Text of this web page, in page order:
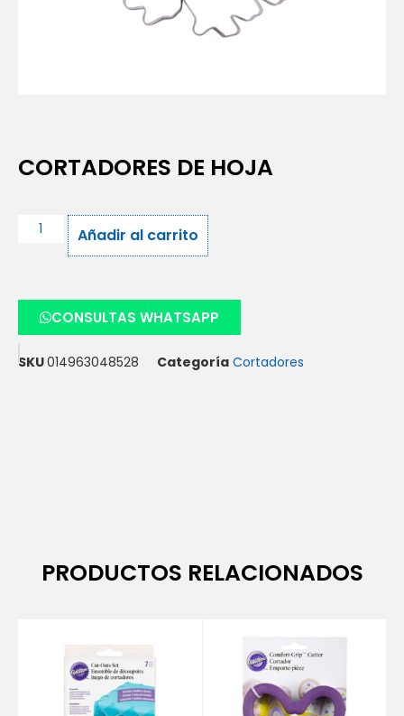
CORTADORES DE HOJA
Añadir al carrito
CONSULTAS WHATSAPP
SKU014963048528 Categoría Cortadores
PRODUCTOS RELACIONADOS